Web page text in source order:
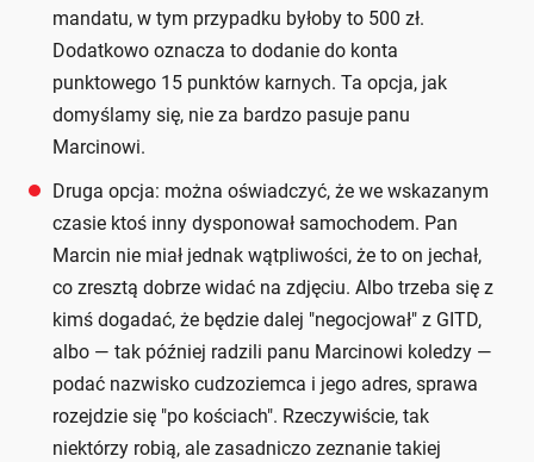
mandatu, w tym przypadku byłoby to 500 zł.
Dodatkowo oznacza to dodanie do konta
punktowego 15 punktów karnych. Ta opcja, jak
domyślamy się, nie za bardzo pasuje panu
Marcinowi.
Druga opcja: można oświadczyć, że we wskazanym
czasie ktoś inny dysponował samochodem. Pan
Marcin nie miał jednak wątpliwości, że to on jechał,
co zresztą dobrze widać na zdjęciu. Albo trzeba się z
kimś dogadać, że będzie dalej "negocjował" z GITD,
albo — tak później radzili panu Marcinowi koledzy —
podać nazwisko cudzoziemca i jego adres, sprawa
rozejdzie się "po kościach". Rzeczywiście, tak
niektórzy robią, ale zasadniczo zeznanie takiej